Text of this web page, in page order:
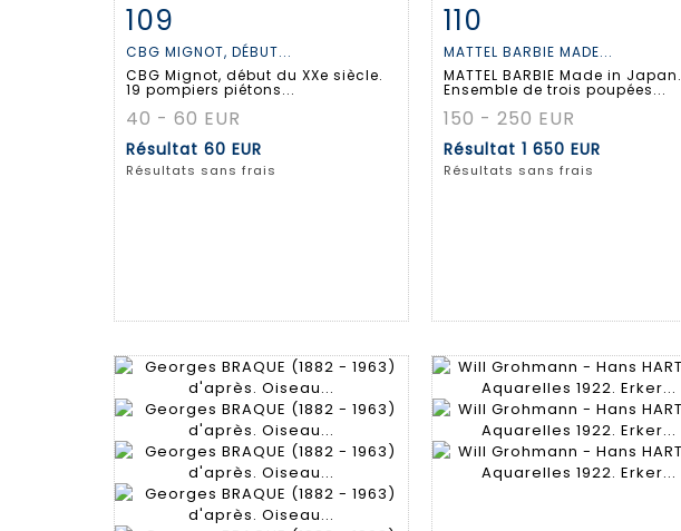
Fiche détaillée
109
CBG MIGNOT, DÉBUT...
CBG Mignot, début du XXe siècle.
19 pompiers piétons...
40 - 60 EUR
Résultat 60 EUR
Résultats sans frais
Fiche détaillée
110
MATTEL BARBIE MADE...
MATTEL BARBIE Made in Japan.
Ensemble de trois poupées...
150 - 250 EUR
Résultat 1 650 EUR
Résultats sans frais